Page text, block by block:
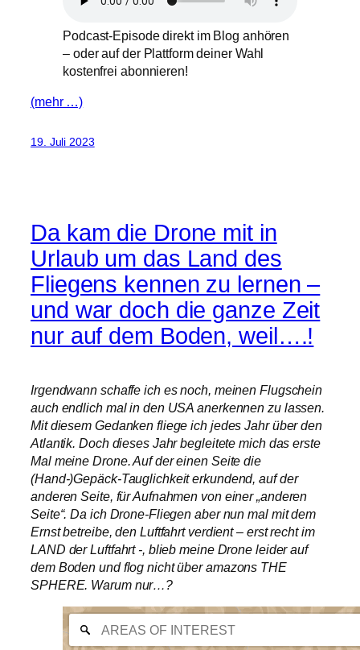
Podcast-Episode direkt im Blog anhören
– oder auf der Plattform deiner Wahl
kostenfrei abonnieren!
(mehr …)
19. Juli 2023
Da kam die Drone mit in
Urlaub um das Land des
Fliegens kennen zu lernen –
und war doch die ganze Zeit
nur auf dem Boden, weil….!
Irgendwann schaffe ich es noch, meinen Flugschein
auch endlich mal in den USA anerkennen zu lassen.
Mit diesem Gedanken fliege ich jedes Jahr über den
Atlantik. Doch dieses Jahr begleitete mich das erste
Mal meine Drone. Auf der einen Seite die
(Hand-)Gepäck-Tauglichkeit erkundend, auf der
anderen Seite, für Aufnahmen von einer „anderen
Seite“. Da ich Drone-Fliegen aber nun mal mit dem
Ernst betreibe, den Luftfahrt verdient – erst recht im
LAND der Luftfahrt -, blieb meine Drone leider auf
dem Boden und flog nicht über amazons THE
SPHERE. Warum nur…?